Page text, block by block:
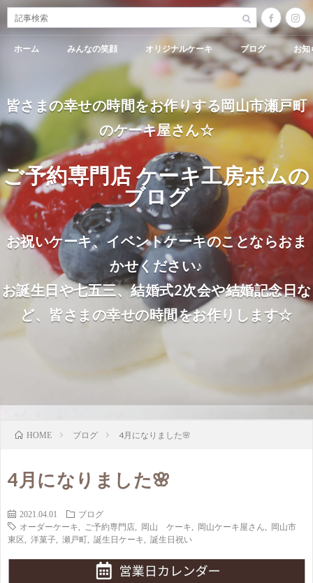
ホーム みんなの笑顔 オリジナルケーキ ブログ お知
皆さまの幸せの時間をお作りする岡山市瀬戸町
のケーキ屋さん☆
ご予約専門店 ケーキ工房ポムの
ブログ
お祝いケーキ、イベントケーキのことならおま
かせください♪
お誕生日や七五三、結婚式2次会や結婚記念日な
ど、皆さまの幸せの時間をお作りします☆
HOME ブログ 4月になりました🌸
4月になりました🌸
2021.04.01
ブログ
オーダーケーキ
ご予約専門店 岡山 ケーキ 岡山ケーキ屋さん
岡山市
東区
洋菓子 瀬戸町 誕生日ケーキ 誕生日祝い